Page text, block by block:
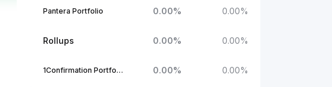
Pantera Portfolio 0.00% 0.00%
Rollups 0.00% 0.00%
1Confirmation Portfolio 0.00% 0.00%